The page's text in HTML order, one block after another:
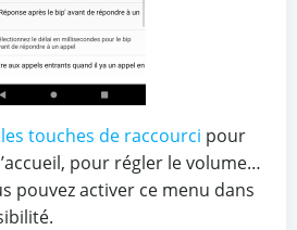
les touches de raccourci pour
pour régler le volume…
pouvez activer ce menu dans